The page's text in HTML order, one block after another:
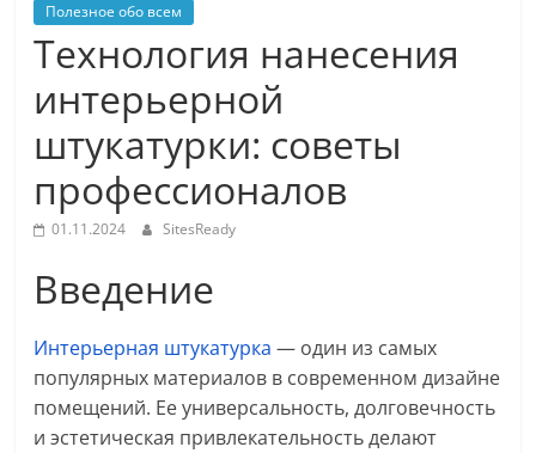
Полезное обо всем
Технология нанесения
интерьерной
штукатурки: советы
профессионалов
01.11.2024 SitesReady
Введение
Интерьерная штукатурка — один из самых
популярных материалов в современном дизайне
помещений. Ее универсальность, долговечность
и эстетическая привлекательность делают